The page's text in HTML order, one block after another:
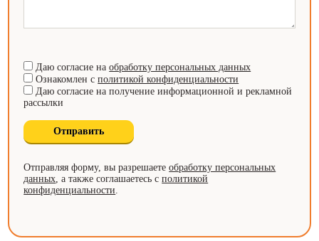
Даю согласие наобработку персональных данных
Ознакомлен сполитикой конфиденциальности
Даю согласие на получение информационной и рекламной
рассылки
Отправляя форму, вы разрешаетеобработку персональных
данных, а также соглашаетесь сполитикой
конфиденциальности.